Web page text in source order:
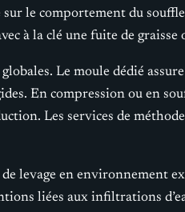
le comportement du
à la clé une fuite de graisse
Le moule dédié
En compression ou en
Les services de
levage en environnement
liées aux infiltrations